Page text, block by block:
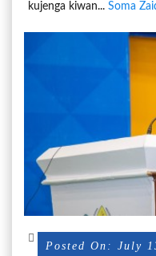
kujenga kiwan... Soma
Posted On: July